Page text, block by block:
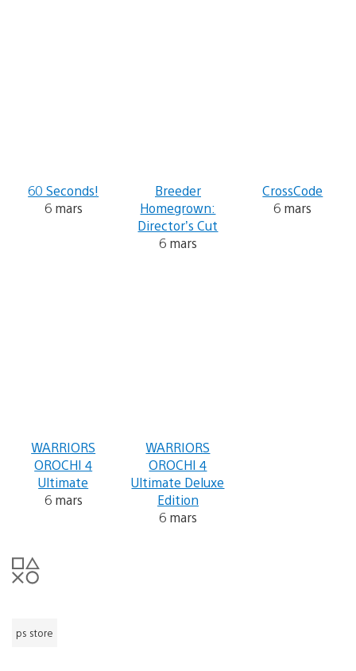
60 Seconds!
6 mars
Breeder
Homegrown:
Director’s Cut
6 mars
CrossCode
6 mars
WARRIORS
OROCHI 4
Ultimate
6 mars
WARRIORS
OROCHI 4
Ultimate Deluxe
Edition
6 mars
ps store